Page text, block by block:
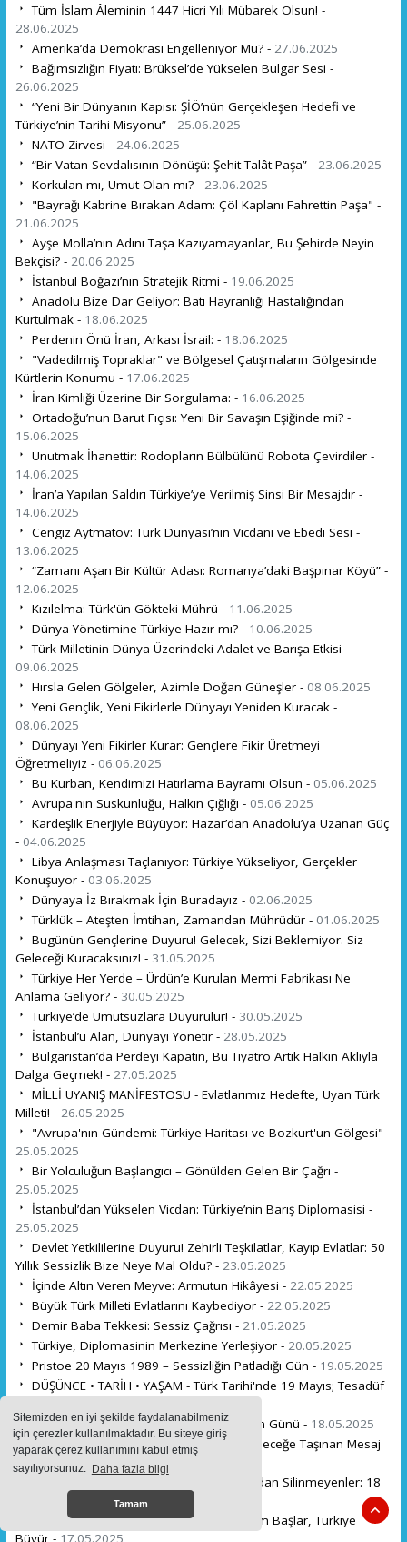
Sitemizden en iyi şekilde faydalanabilmeniz
için çerezler kullanılmaktadır. Bu siteye giriş
yaparak çerez kullanımını kabul etmiş
sayılıyorsunuz. Daha fazla bilgi
Tamam
Tüm İslam Âleminin 1447 Hicri Yılı Mübarek Olsun! -
28.06.2025
Amerika’da Demokrasi Engelleniyor Mu? - 27.06.2025
Bağımsızlığın Fiyatı: Brüksel’de Yükselen Bulgar Sesi -
26.06.2025
“Yeni Bir Dünyanın Kapısı: ŞİÖ’nün Gerçekleşen Hedefi ve
Türkiye’nin Tarihi Misyonu” - 25.06.2025
NATO Zirvesi - 24.06.2025
“Bir Vatan Sevdalısının Dönüşü: Şehit Talât Paşa” - 23.06.2025
Korkulan mı, Umut Olan mı? - 23.06.2025
"Bayrağı Kabrine Bırakan Adam: Çöl Kaplanı Fahrettin Paşa" -
21.06.2025
Ayşe Molla’nın Adını Taşa Kazıyamayanlar, Bu Şehirde Neyin
Bekçisi? - 20.06.2025
İstanbul Boğazı’nın Stratejik Ritmi - 19.06.2025
Anadolu Bize Dar Geliyor: Batı Hayranlığı Hastalığından
Kurtulmak - 18.06.2025
Perdenin Önü İran, Arkası İsrail: - 18.06.2025
"Vadedilmiş Topraklar" ve Bölgesel Çatışmaların Gölgesinde
Kürtlerin Konumu - 17.06.2025
İran Kimliği Üzerine Bir Sorgulama: - 16.06.2025
Ortadoğu’nun Barut Fıçısı: Yeni Bir Savaşın Eşiğinde mi? -
15.06.2025
Unutmak İhanettir: Rodopların Bülbülünü Robota Çevirdiler -
14.06.2025
İran’a Yapılan Saldırı Türkiye’ye Verilmiş Sinsi Bir Mesajdır -
14.06.2025
Cengiz Aytmatov: Türk Dünyası’nın Vicdanı ve Ebedi Sesi -
13.06.2025
“Zamanı Aşan Bir Kültür Adası: Romanya’daki Başpınar Köyü” -
12.06.2025
Kızılelma: Türk'ün Gökteki Mührü - 11.06.2025
Dünya Yönetimine Türkiye Hazır mı? - 10.06.2025
Türk Milletinin Dünya Üzerindeki Adalet ve Barışa Etkisi -
09.06.2025
Hırsla Gelen Gölgeler, Azimle Doğan Güneşler - 08.06.2025
Yeni Gençlik, Yeni Fikirlerle Dünyayı Yeniden Kuracak -
08.06.2025
Dünyayı Yeni Fikirler Kurar: Gençlere Fikir Üretmeyi
Öğretmeliyiz - 06.06.2025
Bu Kurban, Kendimizi Hatırlama Bayramı Olsun - 05.06.2025
Avrupa'nın Suskunluğu, Halkın Çığlığı - 05.06.2025
Kardeşlik Enerjiyle Büyüyor: Hazar’dan Anadolu’ya Uzanan Güç
- 04.06.2025
Libya Anlaşması Taçlanıyor: Türkiye Yükseliyor, Gerçekler
Konuşuyor - 03.06.2025
Dünyaya İz Bırakmak İçin Buradayız - 02.06.2025
Türklük – Ateşten İmtihan, Zamandan Mührüdür - 01.06.2025
Bugünün Gençlerine Duyuru! Gelecek, Sizi Beklemiyor. Siz
Geleceği Kuracaksınız! - 31.05.2025
Türkiye Her Yerde – Ürdün’e Kurulan Mermi Fabrikası Ne
Anlama Geliyor? - 30.05.2025
Türkiye’de Umutsuzlara Duyurulur! - 30.05.2025
İstanbul’u Alan, Dünyayı Yönetir - 28.05.2025
Bulgaristan’da Perdeyi Kapatın, Bu Tiyatro Artık Halkın Aklıyla
Dalga Geçmek! - 27.05.2025
MİLLİ UYANIŞ MANİFESTOSU - Evlatlarımız Hedefte, Uyan Türk
Milleti! - 26.05.2025
"Avrupa'nın Gündemi: Türkiye Haritası ve Bozkurt'un Gölgesi" -
25.05.2025
Bir Yolculuğun Başlangıcı – Gönülden Gelen Bir Çağrı -
25.05.2025
İstanbul’dan Yükselen Vicdan: Türkiye’nin Barış Diplomasisi -
25.05.2025
Devlet Yetkililerine Duyuru! Zehirli Teşkilatlar, Kayıp Evlatlar: 50
Yıllık Sessizlik Bize Neye Mal Oldu? - 23.05.2025
İçinde Altın Veren Meyve: Armutun Hikâyesi - 22.05.2025
Büyük Türk Milleti Evlatlarını Kaybediyor - 22.05.2025
Demir Baba Tekkesi: Sessiz Çağrısı - 21.05.2025
Türkiye, Diplomasinin Merkezine Yerleşiyor - 20.05.2025
Pristoe 20 Mayıs 1989 – Sessizliğin Patladığı Gün - 19.05.2025
DÜŞÜNCE • TARİH • YAŞAM - Türk Tarihi'nde 19 Mayıs; Tesadüf
19 Mayıs: Gençliğe Emanet Edilen Dirilişin Günü - 18.05.2025
19 Mayıs: Hafızası Silinen Direniş mi, Geleceğe Taşınan Mesaj
mı? -18.05.2025
Bir Haritadan Silinenler Değil, Bir Vicdandan Silinmeyenler: 18
18.05.2025
Terörün Bittiği Yerde Hayat Başlar, Yatırım Başlar, Türkiye
Büyür - 17.05.2025